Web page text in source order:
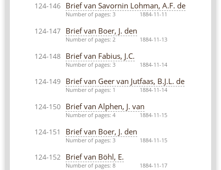
124-146 Brief van Savornin Lohman, A.F. de
Number of pages: 3 1884-11-11
124-147 Brief van Boer, J. den
Number of pages: 2 1884-11-13
124-148 Brief van Fabius, J.C.
Number of pages: 3 1884-11-14
124-149 Brief van Geer van Jutfaas, B.J.L. de
Number of pages: 1 1884-11-14
124-150 Brief van Alphen, J. van
Number of pages: 4 1884-11-15
124-151 Brief van Boer, J. den
Number of pages: 3 1884-11-15
124-152 Brief van Böhl, E.
Number of pages: 8 1884-11-17